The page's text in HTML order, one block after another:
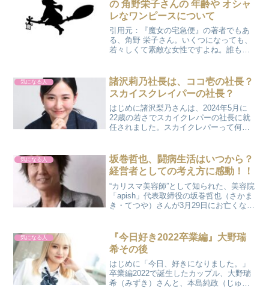
の 角野栄子さんの 年齢や オシャ
レなワンピースについて
引用元：『魔女の宅急便』の著者でもあ
る、角野 栄子さん。いくつになっても、
若々しくて素敵な女性ですよね。誰もが
大切な瞬間を紙面に刻む【夢の記念日】
角野 栄子さんにつ...
気になる人
諸沢莉乃社長は、ココ壱の社長？
スカイスクレイパーの社長？
はじめに諸沢梨乃さんは、2024年5月に
22歳の若さでスカイクレパーの社長に就
任されました。スカイクレパーって何？
でしょうか…。そこで、今回はスカイク
レパーとカレ...
気になる人
坂巻哲也、闘病生活はいつから？
経営者としての考え方に感動！！
“カリスマ美容師”として知られた、美容院
「apish」代表取締役の坂巻哲也（さかま
き・てつや）さんが3月29日にお亡くなり
坂巻さん…。ご家族やスタッフ、そして
ファンの...
気になる人
『今日好き2022卒業編』大野瑞
希その後
はじめに「今日、好きになりました。」
卒業編2022で誕生したカップル、大野瑞
希（みずき）さんと、本島純政（じゅん